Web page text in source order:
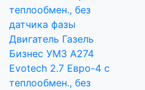
Двигатель Газель
Бизнес УМЗ А274
Evotech 2.7 Евро-4 с
теплообмен., без